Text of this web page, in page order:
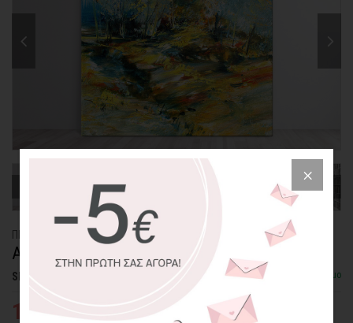
ΠΙΝΑΚΑΣ ΚΑΜΒΑΣ
ΑΦΗΡΗΜΕΝΗ ΑΠΟΔΟΣΗ ΤΟΠΙΟΥ
SKU: CVPS-26-SQ Διαθέσιμο
19,26€